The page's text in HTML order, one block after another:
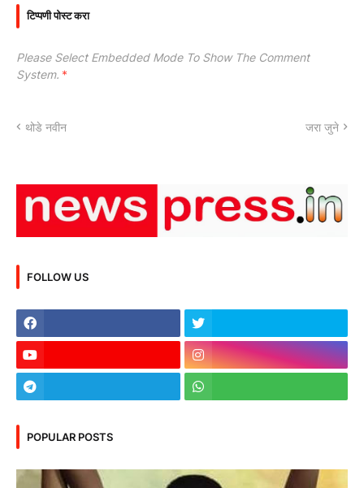
टिप्पणी पोस्ट करा
Please Select Embedded Mode To Show The Comment
System. *
थोडे नवीन जरा जुने
FOLLOW US
POPULAR POSTS